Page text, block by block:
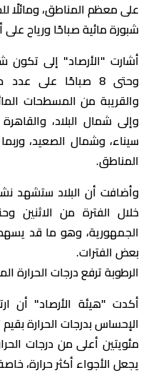
على معظم المناطق، ومائلًا
شبورة مائية صباحًا ورياح على
وحتى 8 صباحًا على
والقريبة من المسطحات
وإلى شمال البلاد،
سيناء، وشمال الصعيد،
المناطق.
وأضافت أن البلاد ستشهد
خلال الفترة من الاثنين
الجمهورية، وهو ما قد
بعض الفترات.
الرطوبة ترفع درجات الحرارة
أكدت "هيئة الأرصاد" أن
الإحساس بدرجات الحرارة
مئويتين أعلى من درجات
يجعل الأجواء أكثر حرارة،